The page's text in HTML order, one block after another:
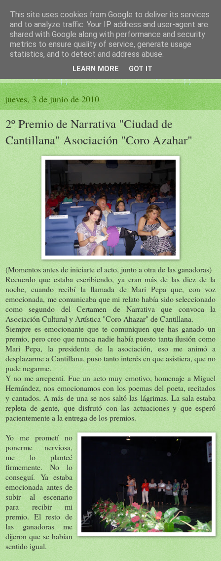
El sueño de las palabras
PÁGINA LITERARIA DE FELISA MORENO
jueves, 3 de junio de 2010
2º Premio de Narrativa "Ciudad de
Cantillana" Asociación "Coro Azahar"
(Momentos antes de iniciarte el acto, junto a otra de las ganadoras)
Recuerdo que estaba escribiendo, ya eran más de las diez de la
noche, cuando recibí la llamada de Mari Pepa que, con voz
emocionada, me comunicaba que mi relato había sido seleccionado
como segundo del Certamen de Narrativa que convoca la
Asociación Cultural y Artística "Coro Ahazar" de Cantillana.
Siempre es emocionante que te comuniquen que has ganado un
premio, pero creo que nunca nadie había puesto tanta ilusión como
Mari Pepa, la presidenta de la asociación, eso me animó a
desplazarme a Cantillana, puso tanto interés en que asistiera, que no
pude negarme.
Y no me arrepentí. Fue un acto muy emotivo, homenaje a Miguel
Hernández, nos emocionamos con los poemas del poeta, recitados
y cantados. A más de una se nos saltó las lágrimas. La sala estaba
repleta de gente, que disfrutó con las actuaciones y que esperó
pacientemente a la entrega de los premios.
Yo me prometí no
ponerme nerviosa,
me lo planteé
firmemente. No lo
conseguí. Ya estaba
emocionada antes de
subir al escenario
para recibir mi
premio. El resto de
las ganadoras me
dijeron que se habían
sentido igual.
This site uses cookies from Google to deliver its services
and to analyze traffic. Your IP address and user-agent are
shared with Google along with performance and security
metrics to ensure quality of service, generate usage
statistics, and to detect and address abuse.
LEARN MORE GOT IT